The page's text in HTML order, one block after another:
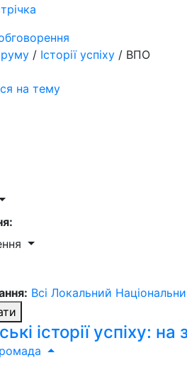
/ Історії успіху / ВПО
на тему
Всі Локальний
історії успіху: